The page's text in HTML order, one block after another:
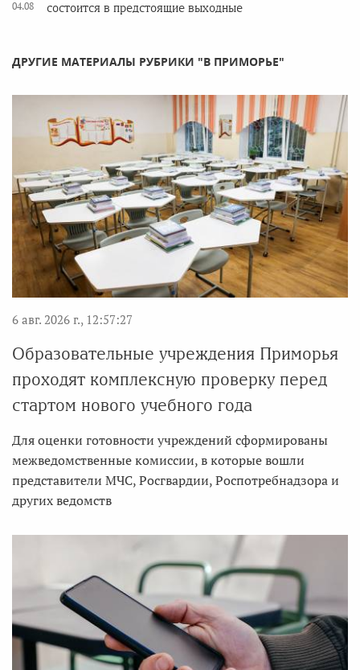
04.08 состоится в предстоящие выходные
ДРУГИЕ МАТЕРИАЛЫ РУБРИКИ "В ПРИМОРЬЕ"
6 авг. 2026 г., 12:57:27
Образовательные учреждения Приморья
проходят комплексную проверку перед
стартом нового учебного года
Для оценки готовности учреждений сформированы
межведомственные комиссии, в которые вошли
представители МЧС, Росгвардии, Роспотребнадзора и
других ведомств